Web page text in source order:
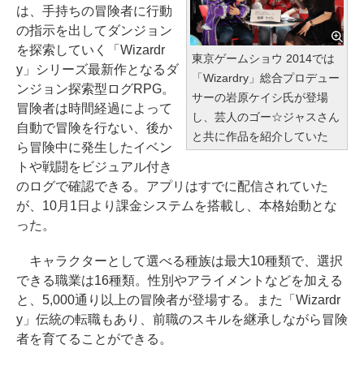
東京ゲームショウ 2014では
「Wizardry」総合プロデュー
サーの岩原ケイシ氏が登場
し、芸人のゴー☆ジャスさん
と共に作品を紹介していた
は、手持ちの冒険者に行動
の指示を出してダンジョン
を探索していく「Wizardr
y」シリーズ最新作となるダ
ンジョン探索型ログRPG。
冒険者は時間経過によって
自動で冒険を行ない、後か
ら冒険中に発生したイベン
トや戦闘をビジュアル付き
のログで確認できる。アプリはすでに配信されていた
が、10月1日より課金システムを搭載し、本格始動とな
った。
キャラクターとして選べる種族は最大10種類で、選択
できる職業は16種類。性別やアライメントなどを加える
と、5,000通り以上の冒険者が登場する。また「Wizardr
y」伝統の転職もあり、前職のスキルを継承しながら冒険
者を育てることができる。